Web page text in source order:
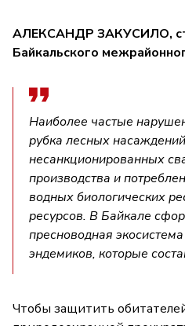
АЛЕКСАНДР ЗАКУСИЛО,
Байкальского
Наиболее частые
рубка лесных
несанкционированных
производства и
водных биологических
ресурсов. В Байкале
пресноводная
эндемиков, которые
Чтобы защитить